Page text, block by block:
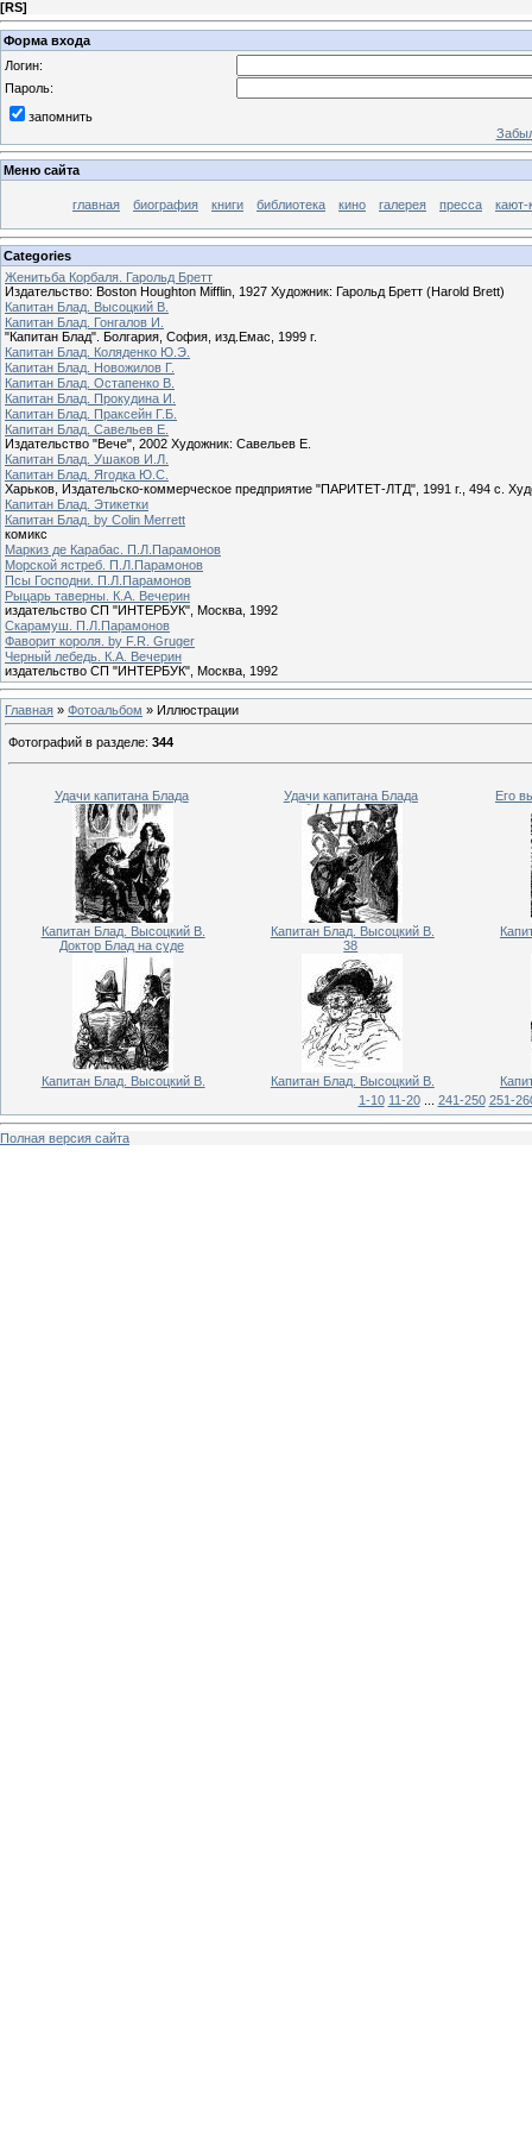
[RS]
Форма входа
Логин:
Пароль:
запомнить
Меню сайта
главная биография книги библиотека кино галерея пресса кают-
Categories
Женитьба Корбаля. Гарольд Бретт
Издательство: Boston Houghton Mifflin, 1927 Художник: Гарольд Бретт (Harold Brett)
Капитан Блад. Высоцкий В.
Капитан Блад. Гонгалов И.
"Капитан Блад". Болгария, София, изд.Емас, 1999 г.
Капитан Блад. Коляденко Ю.Э.
Капитан Блад. Новожилов Г.
Капитан Блад. Остапенко В.
Капитан Блад. Прокудина И.
Капитан Блад. Праксейн Г.Б.
Капитан Блад. Савельев Е.
Издательство "Вече", 2002 Художник: Савельев Е.
Капитан Блад. Ушаков И.Л.
Капитан Блад. Ягодка Ю.С.
Харьков, Издательско-коммерческое предприятие "ПАРИТЕТ-ЛТД", 1991 г., 494 с.
Капитан Блад. Этикетки
Капитан Блад. by Colin Merrett
комикс
Маркиз де Карабас. П.Л.Парамонов
Морской ястреб. П.Л.Парамонов
Псы Господни. П.Л.Парамонов
Рыцарь таверны. К.А. Вечерин
издательство СП "ИНТЕРБУК", Москва, 1992
Скарамуш. П.Л.Парамонов
Фаворит короля. by F.R. Gruger
Черный лебедь. К.А. Вечерин
издательство СП "ИНТЕРБУК", Москва, 1992
Главная » Фотоальбом » Иллюстрации
Фотографий в разделе: 344
Удачи капитана Блада
Капитан Блад. Высоцкий В.
Удачи капитана Блада
Капитан Блад. Высоцкий В.
Его
Доктор Блад на суде
Капитан Блад. Высоцкий В.
38
Капитан Блад. Высоцкий В.
1-10 11-20 241-250 251-
Полная версия сайта